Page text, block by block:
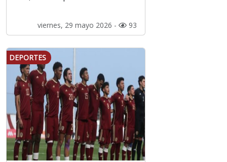
viernes, 29 mayo 2026 - 93
DEPORTES